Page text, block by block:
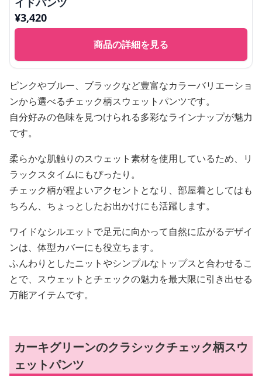
¥3,420
商品の詳細を見る
ピンクやブルー、ブラックなど豊富なカラーバリエーショ
ンから選べるチェック柄スウェットパンツです。
自分好みの色味を見つけられる多彩なラインナップが魅力
です。
柔らかな肌触りのスウェット素材を使用しているため、リ
ラックスタイムにもぴったり。
チェック柄が程よいアクセントとなり、部屋着としてはも
ちろん、ちょっとしたお出かけにも活躍します。
ワイドなシルエットで足元に向かって自然に広がるデザイ
ンは、体型カバーにも役立ちます。
ふんわりとしたニットやシンプルなトップスと合わせるこ
とで、スウェットとチェックの魅力を最大限に引き出せる
万能アイテムです。
カーキグリーンのクラシックチェック柄スウ
ェットパンツ